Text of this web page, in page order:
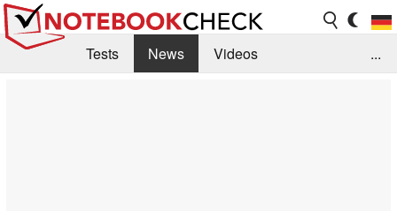
Tests News
Videos
...